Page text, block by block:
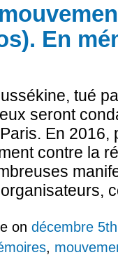
En
tué
seront
En 2016,
contre la
on décembre
,